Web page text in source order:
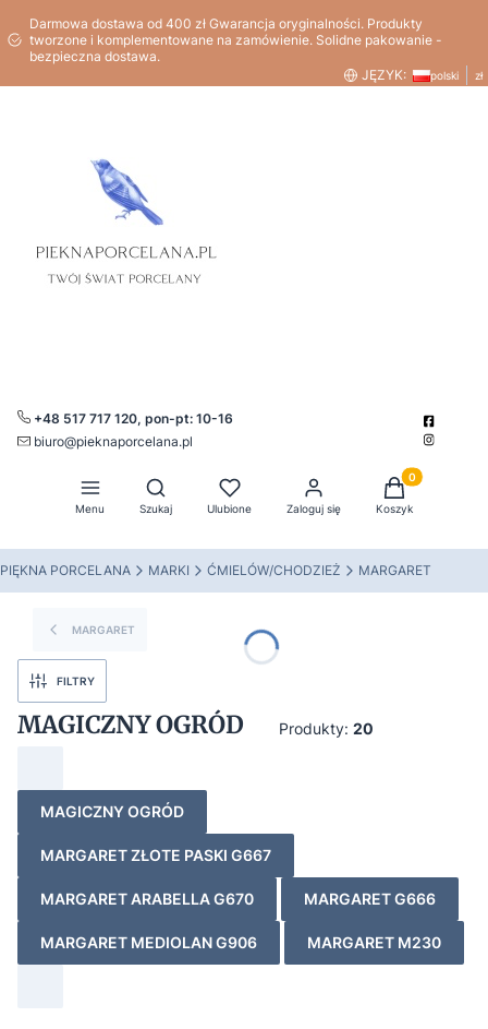
Darmowa dostawa od 400 zł Gwarancja oryginalności. Produkty
tworzone i komplementowane na zamówienie. Solidne pakowanie -
bezpieczna dostawa.
JĘZYK:
polski zł
+48 517 717 120, pon-pt: 10-16
biuro@pieknaporcelana.pl
Menu
Otwórz wyszukiwarkę
Szukaj Ulubione Zaloguj się
Produkty w
Koszyk
PIĘKNA PORCELANA MARKI ĆMIELÓW/CHODZIEŻ MARGARET
MARGARET
FILTRY
MAGICZNY OGRÓD Produkty: 20
MAGICZNY OGRÓD
MARGARET ZŁOTE PASKI G667
MARGARET ARABELLA G670 MARGARET G666
MARGARET MEDIOLAN G906 MARGARET M230